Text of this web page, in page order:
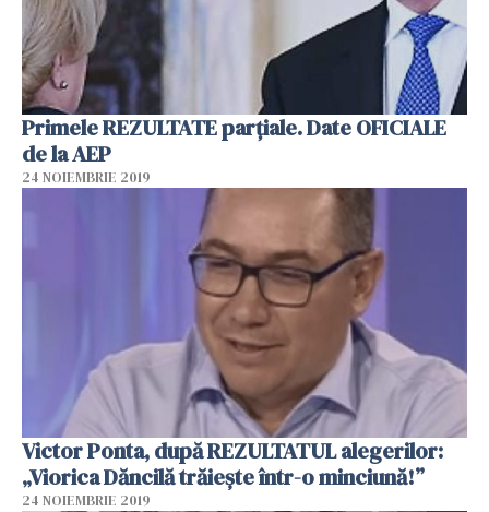
Primele REZULTATE parțiale. Date OFICIALE
de la AEP
24 NOIEMBRIE 2019
Victor Ponta, după REZULTATUL alegerilor:
„Viorica Dăncilă trăiește într-o minciună!”
24 NOIEMBRIE 2019